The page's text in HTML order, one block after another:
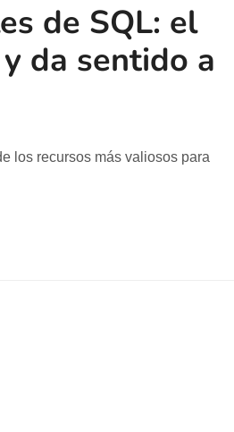
de SQL: el
da sentido a
los recursos más valiosos para